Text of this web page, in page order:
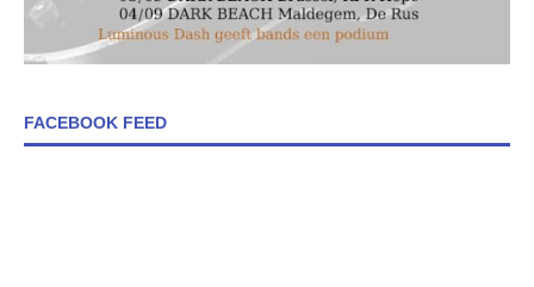
FACEBOOK FEED